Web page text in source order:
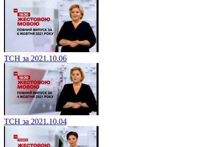
ТСН за 2021.10.06
ТСН за 2021.10.04